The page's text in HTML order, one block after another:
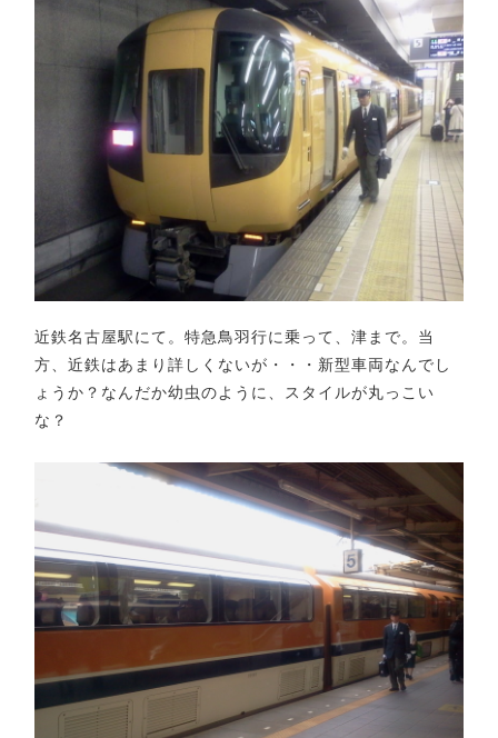
近鉄名古屋駅にて。特急鳥羽行に乗って、津まで。当
方、近鉄はあまり詳しくないが・・・新型車両なんでし
ょうか？なんだか幼虫のように、スタイルが丸っこい
な？